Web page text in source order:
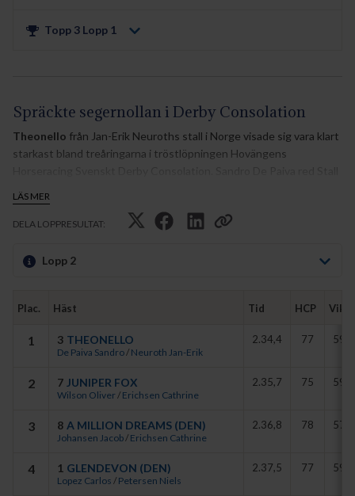
Topp 3 Lopp 1
Spräckte segernollan i Derby Consolation
Theonello från Jan-Erik Neuroths stall i Norge visade sig vara klart
starkast bland treåringarna i tröstlöpningen Hovängens
Perlens fux, som spräckte segernollan i sin sjätte start.
- Theonello är en häst som förbättrar sig för varje start och vi
visste att han skulle gå bra på dirttracken, sade segerjockeyn.
Med Sandro De Paiva vid tyglarna skuggade Theonello ledande
till Juniper Fox vid upploppets början och drygade slutligen ut med
sju överlägsna längder.
långa distansen gynnade honom idag, sade tränare Jan-Erik
Stall Perlen har själva fött upp Theonello.
sedan han var föl. Jag vet att Jan-Erik alltid har haft höga tankar om
Theonello, sade Bente Jordanger.
LÄS MER
DELA LOPPRESULTAT:
Lopp 2
Plac. Häst Tid HCP Vikt
1 3 THEONELLO
De Paiva Sandro/ Neuroth Jan-Erik
2.34,4 77 59 S
2 7 JUNIPER FOX
Wilson Oliver/ Erichsen Cathrine
2.35,7 75 59
3 8 A MILLION DREAMS (DEN)
Johansen Jacob/ Erichsen Cathrine
2.36,8 78 57,5
4 1 GLENDEVON (DEN)
Lopez Carlos / Petersen Niels
2.37,5 77 59